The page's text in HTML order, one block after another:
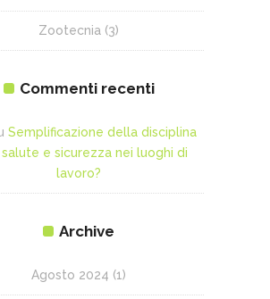
Zootecnia (3)
Commenti recenti
Semplificazione della disciplina
e sicurezza nei luoghi di
lavoro?
Archive
Agosto 2024 (1)